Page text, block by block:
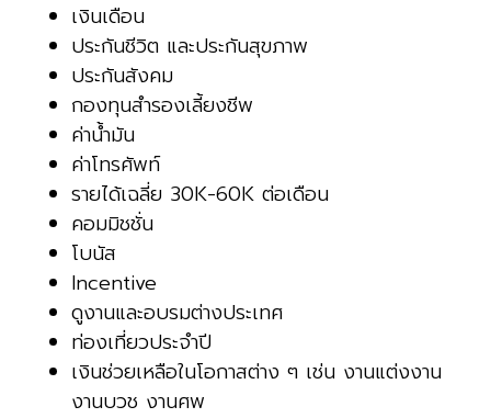
เงินเดือน
ประกันชีวิต และประกันสุขภาพ
ประกันสังคม
กองทุนสำรองเลี้ยงชีพ
ค่าน้ำมัน
ค่าโทรศัพท์
รายได้เฉลี่ย 30K-60K ต่อเดือน
คอมมิชชั่น
โบนัส
Incentive
ดูงานและอบรมต่างประเทศ
ท่องเที่ยวประจำปี
เงินช่วยเหลือในโอกาสต่าง ๆ เช่น งานแต่งงาน
งานบวช งานศพ